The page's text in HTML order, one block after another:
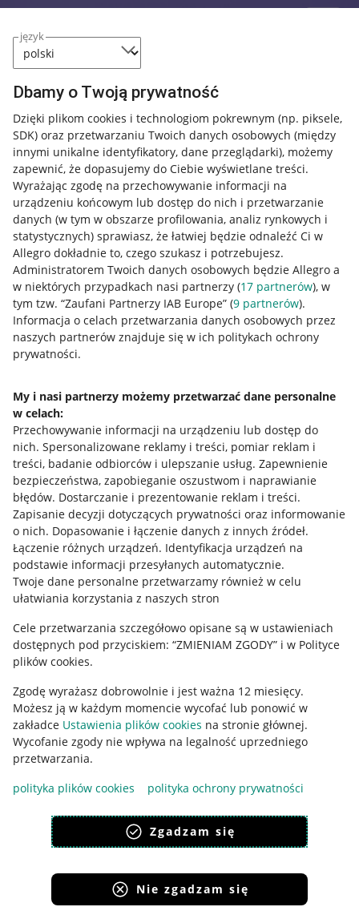
język
Dbamy o Twoją prywatność
Dzięki plikom cookies i technologiom pokrewnym (np. piksele,
SDK) oraz przetwarzaniu Twoich danych osobowych (między
innymi unikalne identyfikatory, dane przeglądarki), możemy
zapewnić, że dopasujemy do Ciebie wyświetlane treści.
Wyrażając zgodę na przechowywanie informacji na
urządzeniu końcowym lub dostęp do nich i przetwarzanie
danych (w tym w obszarze profilowania, analiz rynkowych i
statystycznych) sprawiasz, że łatwiej będzie odnaleźć Ci w
Allegro dokładnie to, czego szukasz i potrzebujesz.
Administratorem Twoich danych osobowych będzie Allegro a
w niektórych przypadkach nasi partnerzy (17 partnerów), w
tym tzw. “Zaufani Partnerzy IAB Europe” (9 partnerów).
Informacja o celach przetwarzania danych osobowych przez
naszych partnerów znajduje się w ich politykach ochrony
prywatności.
My i nasi partnerzy możemy przetwarzać dane personalne
w celach:
Przechowywanie informacji na urządzeniu lub dostęp do
nich. Spersonalizowane reklamy i treści, pomiar reklam i
treści, badanie odbiorców i ulepszanie usług. Zapewnienie
bezpieczeństwa, zapobieganie oszustwom i naprawianie
błędów. Dostarczanie i prezentowanie reklam i treści.
Zapisanie decyzji dotyczących prywatności oraz informowanie
o nich. Dopasowanie i łączenie danych z innych źródeł.
Łączenie różnych urządzeń. Identyfikacja urządzeń na
podstawie informacji przesyłanych automatycznie.
Twoje dane personalne przetwarzamy również w celu
ułatwiania korzystania z naszych stron
Cele przetwarzania szczegółowo opisane są w ustawieniach
dostępnych pod przyciskiem: “ZMIENIAM ZGODY” i w Polityce
plików cookies.
Zgodę wyrażasz dobrowolnie i jest ważna 12 miesięcy.
Możesz ją w każdym momencie wycofać lub ponowić w
zakładce Ustawienia plików cookies na stronie głównej.
Wycofanie zgody nie wpływa na legalność uprzedniego
przetwarzania.
polityka plików cookies
polityka ochrony prywatności
Zgadzam się
Nie zgadzam się
Przydatne informacje
Jak to działa
Allegro Gadane dla sprzedających
Allegro Gadane dla kupujących
Mapa miejscowości
Informacje prawne
Regulamin
Polityka plików "cookies"
Ustawienia plików "cookies"
Udostępnianie lokalizacji
Informacje dla Aktu o Usługach Cyfrowych
Pobierz aplikację
Korzystanie z serwisu oznacza akceptacjęregulaminu